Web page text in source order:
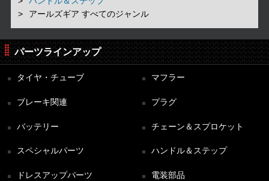
アールズギア すべてのジャンル
パーツラインアップ
タイヤ・チューブ マフラー
ブレーキ関連 プラグ
バッテリー チェーン＆スプロケット
スペシャルパーツ ハンドル＆ステップ
ドレスアップパーツ 電装部品